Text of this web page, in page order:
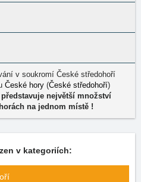
v soukromí České středohoří
České hory (České středohoří)
největší množství
na jednom místě !
v kategoriích: